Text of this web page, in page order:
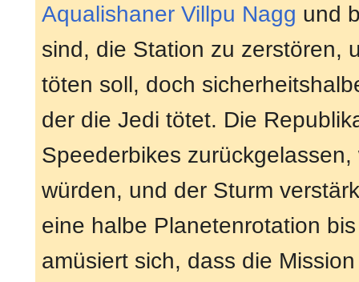
Aqualishaner Villpu Nagg und
sind, die Station zu zerstören,
töten soll, doch
der die Jedi tötet. Die
Speederbikes
würden, und der Sturm
eine halbe Planetenrotation
amüsiert sich, dass die